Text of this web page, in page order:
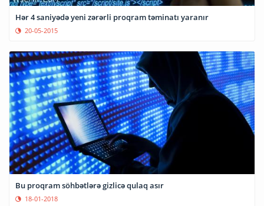
Hər 4 saniyədə yeni zərərli proqram təminatı yaranır
20-05-2015
Bu proqram söhbətlərə gizlicə qulaq asır
18-01-2018